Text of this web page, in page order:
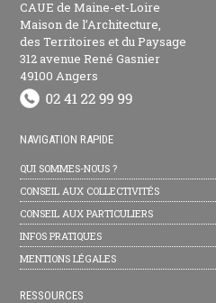
CAUE de Maine-et-Loire
Maison de l’Architecture,
des Territoires et du Paysage
312 avenue René Gasnier
49100 Angers
NAVIGATION RAPIDE
QUI SOMMES-NOUS ?
CONSEIL AUX COLLECTIVITÉS
CONSEIL AUX PARTICULIERS
INFOS PRATIQUES
MENTIONS LÉGALES
RESSOURCES